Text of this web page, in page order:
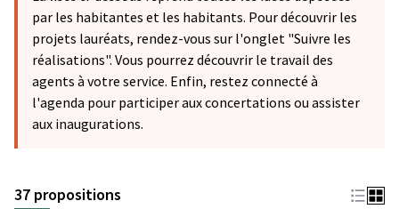
par les habitantes et les habitants. Pour découvrir les
projets lauréats, rendez-vous sur l'onglet "Suivre les
réalisations". Vous pourrez découvrir le travail des
agents à votre service. Enfin, restez connecté à
l'agenda pour participer aux concertations ou assister
aux inaugurations.
37 propositions